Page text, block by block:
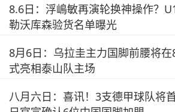
8.6日：浮嶋敏再演轮换神操作？
勒沃库森验货名单曝光
8月6日：乌拉圭主力国脚前腰将
式亮相泰山队主场
八月六日：喜讯！3支德甲球队将